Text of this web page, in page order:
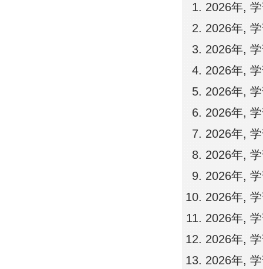
2026年,
2026年,
2026年,
2026年,
2026年,
2026年,
2026年,
2026年,
2026年,
2026年,
2026年,
2026年,
2026年,